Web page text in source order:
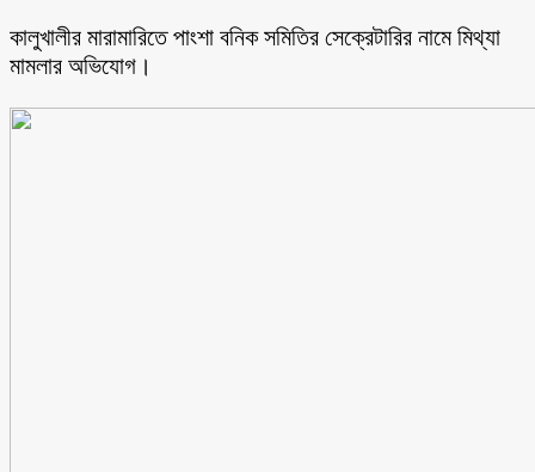
কালুখালীর মারামারিতে পাংশা বনিক সমিতির সেক্রেটারির নামে মিথ্যা
মামলার অভিযোগ।